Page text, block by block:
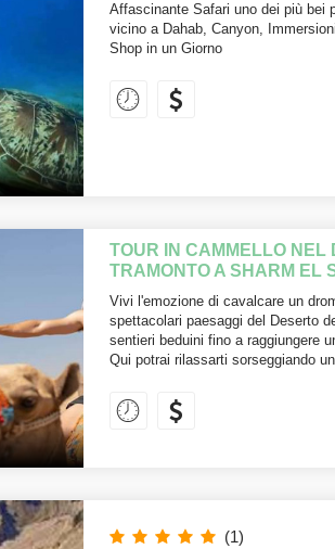
Affascinante Safari uno dei più bei
vicino a Dahab, Canyon,
Shop in un Giorno
TOUR IN CAMMELLO NEL
TRAMONTO A SHARM EL
Vivi l'emozione di cavalcare un
spettacolari paesaggi del Deserto
sentieri beduini fino a raggiungere
Qui potrai rilassarti sorseggiando
(1)